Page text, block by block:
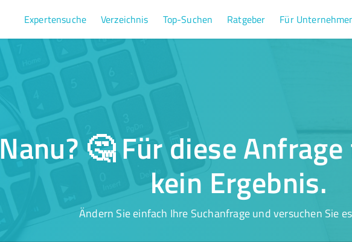
Expertensuche Verzeichnis Top-Suchen Ratgeber Für
Nanu? 🤔 Für diese
kein Ergebnis.
Ändern Sie einfach Ihre Suchanfrage und versuchen Sie